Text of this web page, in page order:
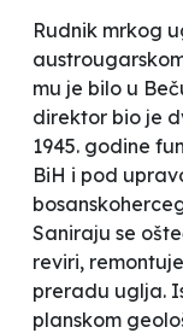
Rudnik mrkog
mu je bilo u
direktor bio je
1945. godine
BiH i pod
Saniraju se
reviri,
preradu uglja.
planskom